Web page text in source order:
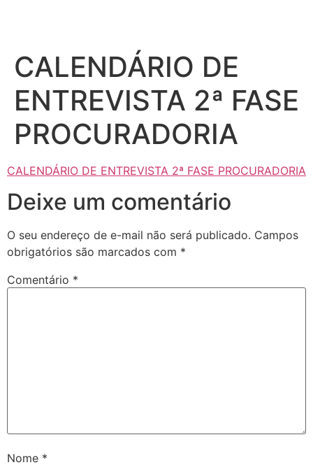
CALENDÁRIO DE
ENTREVISTA 2ª FASE
PROCURADORIA
CALENDÁRIO DE ENTREVISTA 2ª FASE PROCURADORIA
Deixe um comentário
O seu endereço de e-mail não será publicado. Campos
obrigatórios são marcados com *
Comentário *
Nome *